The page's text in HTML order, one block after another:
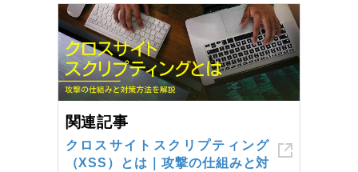
関連記事
クロスサイトスクリプティング
（XSS）とは｜攻撃の仕組みと対